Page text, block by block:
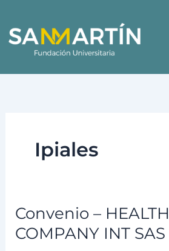
contenido
Ipiales
Convenio – HEALTH
COMPANY INT SAS
Convenio
–
HEALTH